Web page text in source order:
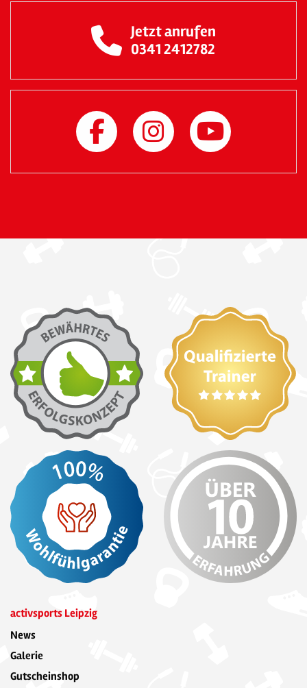
Jetzt anrufen
0341 2412782
activsports Leipzig
News
Galerie
Gutscheinshop